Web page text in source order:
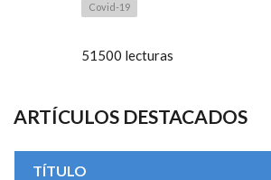
Covid-19
51500 lecturas
ARTÍCULOS DESTACADOS
TÍTULO